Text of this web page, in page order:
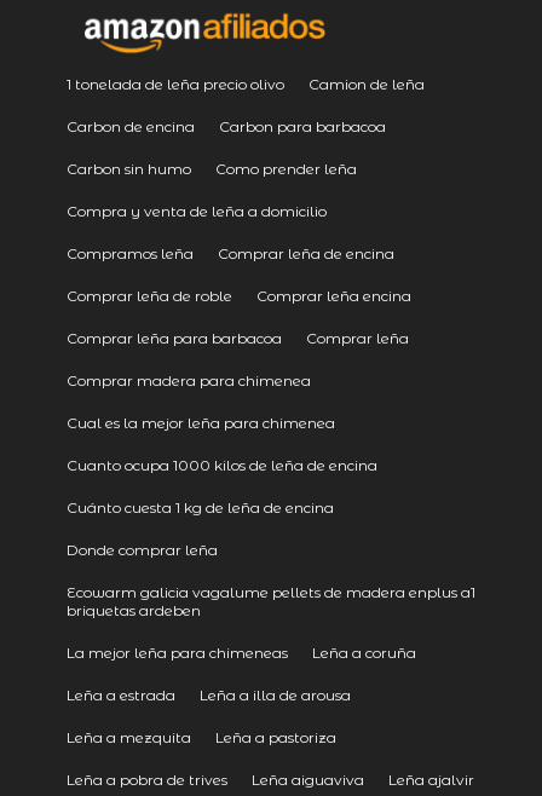
1 tonelada de leña precio olivo Camion de leña
Carbon de encina Carbon para barbacoa
Carbon sin humo Como prender leña
Compra y venta de leña a domicilio
Compramos leña Comprar leña de encina
Comprar leña de roble Comprar leña encina
Comprar leña para barbacoa Comprar leña
Comprar madera para chimenea
Cual es la mejor leña para chimenea
Cuanto ocupa 1000 kilos de leña de encina
Cuánto cuesta 1 kg de leña de encina
Donde comprar leña
Ecowarm galicia vagalume pellets de madera enplus a1
briquetas ardeben
La mejor leña para chimeneas Leña a coruña
Leña a estrada Leña a illa de arousa
Leña a mezquita Leña a pastoriza
Leña a pobra de trives Leña aiguaviva Leña ajalvir